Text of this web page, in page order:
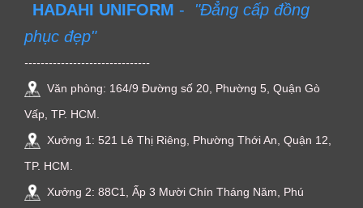
HADAHI UNIFORM - "Đẳng cấp đồng
phục đẹp"
-------------------------------
Văn phòng: 164/9 Đường số 20, Phường 5, Quận Gò
Vấp, TP. HCM.
Xưởng 1: 521 Lê Thị Riêng, Phường Thới An, Quận 12,
TP. HCM.
Xưởng 2: 88C1, Ấp 3 Mười Chín Tháng Năm, Phú